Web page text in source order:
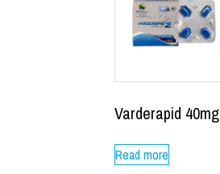
Varderapid 40mg
Read more